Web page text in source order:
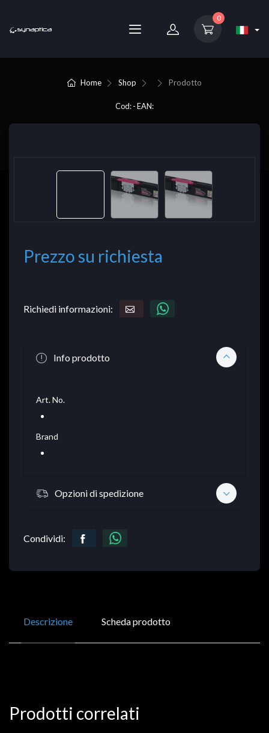
0
Home Shop Prodotto
Cod: - EAN:
Prezzo su richiesta
Richiedi informazioni:
Info prodotto
Art. No.
Brand
Opzioni di spedizione
Condividi:
Descrizione Scheda prodotto
Prodotti correlati